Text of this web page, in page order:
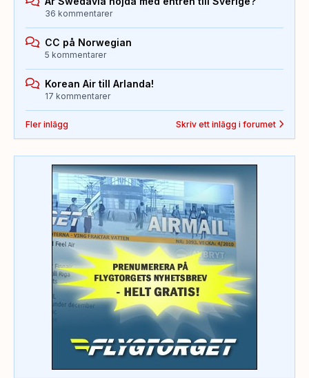
36 kommentarer
CC på Norwegian
5 kommentarer
Korean Air till Arlanda!
17 kommentarer
Fler inlägg Skriv ett inlägg i forumet